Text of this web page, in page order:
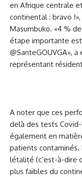
en Afrique centrale
continental : bravo
Masumbuko. «4 %
étape importante est
@SanteGOUVGA»,
représentant
A noter que ces
delà des tests
également en
patients contaminés.
létalité (c’est-à-dire
plus faibles du